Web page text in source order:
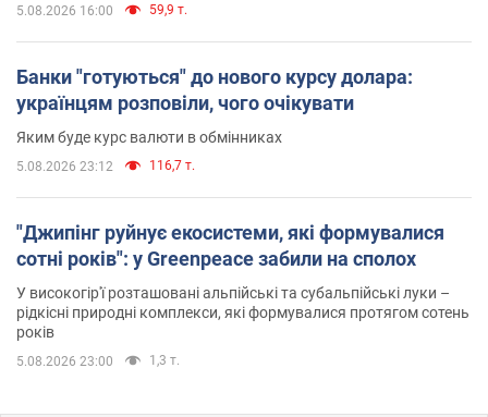
5.08.2026 16:00 59,9 т.
Банки "готуються" до нового курсу долара:
українцям розповіли, чого очікувати
Яким буде курс валюти в обмінниках
5.08.2026 23:12 116,7 т.
"Джипінг руйнує екосистеми, які формувалися
сотні років": у Greenpeace забили на сполох
У високогір'ї розташовані альпійські та субальпійські луки –
рідкісні природні комплекси, які формувалися протягом сотень
років
5.08.2026 23:00 1,3 т.